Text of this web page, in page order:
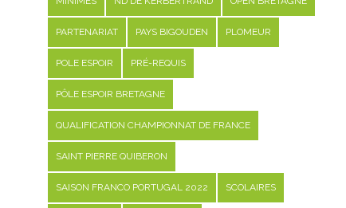
PARTENARIAT PAYS BIGOUDEN PLOMEUR
POLE ESPOIR PRÉ-REQUIS
PÔLE ESPOIR BRETAGNE
QUALIFICATION CHAMPIONNAT DE FRANCE
SAINT PIERRE QUIBERON
SAISON FRANCO PORTUGAL 2022 SCOLAIRES